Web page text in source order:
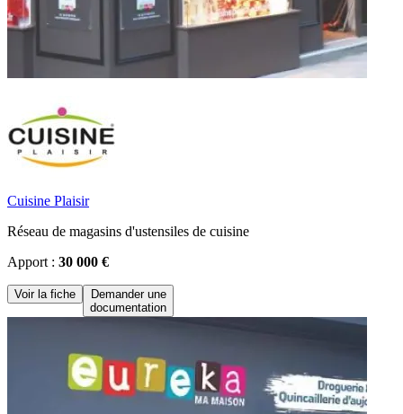
Cuisine Plaisir
Réseau de magasins d'ustensiles de cuisine
Apport : 30 000 €
Voir la fiche
Demander une
documentation